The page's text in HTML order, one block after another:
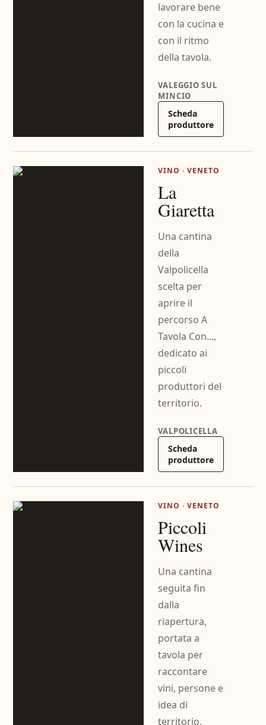
lavorare bene
con la cucina e
con il ritmo
della tavola.
VALEGGIO SUL
MINCIO
Scheda
produttore
VINO · VENETO
La
Giaretta
Una cantina
della
Valpolicella
scelta per
aprire il
percorso A
Tavola Con...,
dedicato ai
piccoli
produttori del
territorio.
VALPOLICELLA
Scheda
produttore
VINO · VENETO
Piccoli
Wines
Una cantina
seguita fin
dalla
riapertura,
portata a
tavola per
raccontare
vini, persone e
idea di
territorio.